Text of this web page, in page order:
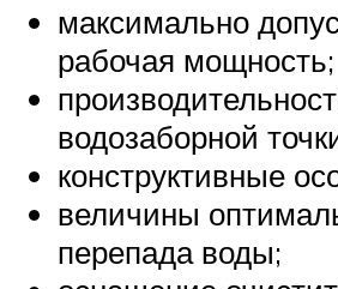
максимально
рабочая мощность;
водозаборной
конструктивные
величины
перепада воды;